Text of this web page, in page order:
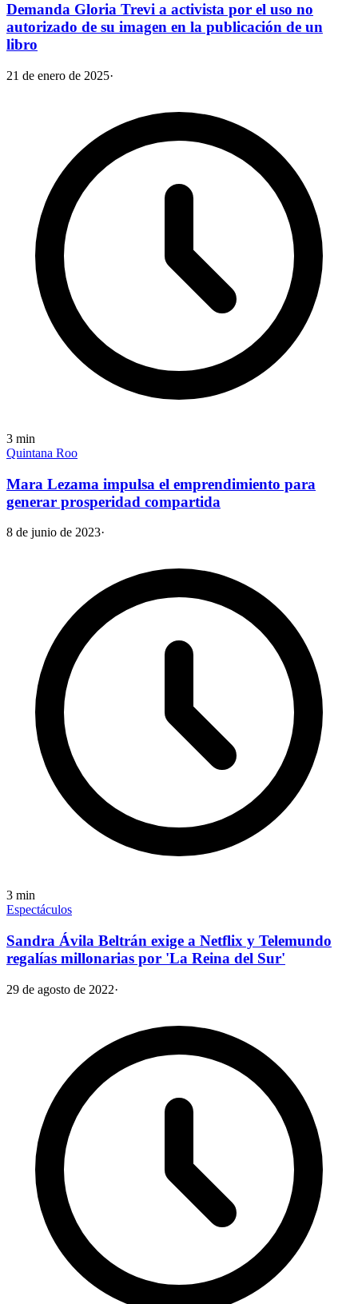
Demanda Gloria Trevi a activista por el uso no
autorizado de su imagen en la publicación de un
libro
21 de enero de 2025·
3 min
Quintana Roo
Mara Lezama impulsa el emprendimiento para
generar prosperidad compartida
8 de junio de 2023·
3 min
Espectáculos
Sandra Ávila Beltrán exige a Netflix y Telemundo
regalías millonarias por 'La Reina del Sur'
29 de agosto de 2022·